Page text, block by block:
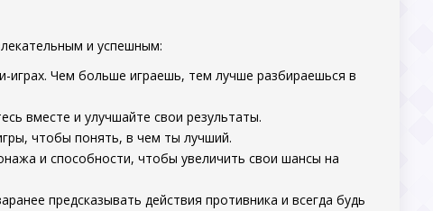
и успешным:
играх. Чем больше играешь, тем лучше разбираешься в
вместе и улучшайте свои результаты.
чтобы понять, в чем ты лучший.
и способности, чтобы увеличить свои шансы на
предсказывать действия противника и всегда будь